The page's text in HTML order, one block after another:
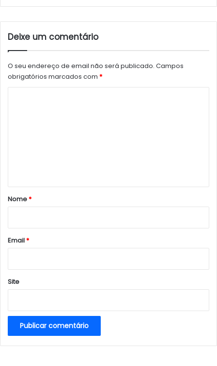
Deixe um comentário
O seu endereço de email não será publicado. Campos
obrigatórios marcados com *
r
*
Nome*
Email*
Site